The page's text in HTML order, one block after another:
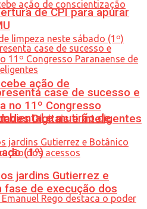
ação de
e mutirão de
(1º)
de CPI para apurar
case de sucesso e
no 11º Congresso
Digitais e Inteligentes
jardins Gutierrez e
fase de execução dos